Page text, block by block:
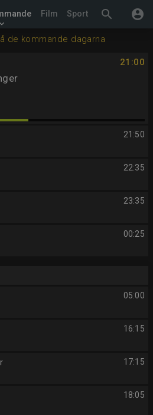
search account_circle
keyboard_arrow_down
Film Sport
de kommande dagarna
21:00
21:50
22:35
23:35
00:25
05:00
16:15
17:15
18:05